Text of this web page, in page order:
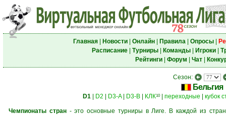
Главная| Новости| Онлайн| Правила| Опросы|
Расписание| Турниры| Команды| Игроки|
Рейтинги| Форум Чат|
Сезон:
Бельгия
D1 D2 D3-A| D3-B КЛК10| переходные кубок
Чемпионаты стран- это основные турниры в Лиге. В каждой из